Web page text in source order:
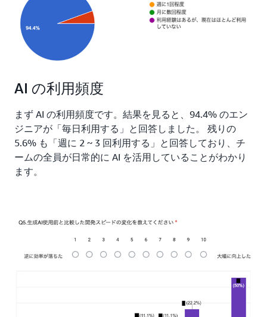
AI の利用頻度
まず AI の利用頻度です。結果を見ると、94.4% のエン
ジニアが「毎日利用する」と回答しました。 残りの
5.6% も「週に 2 ~ 3 回利用する」と回答しており、チ
ームの全員が日常的に AI を活用していることがわかり
ます。